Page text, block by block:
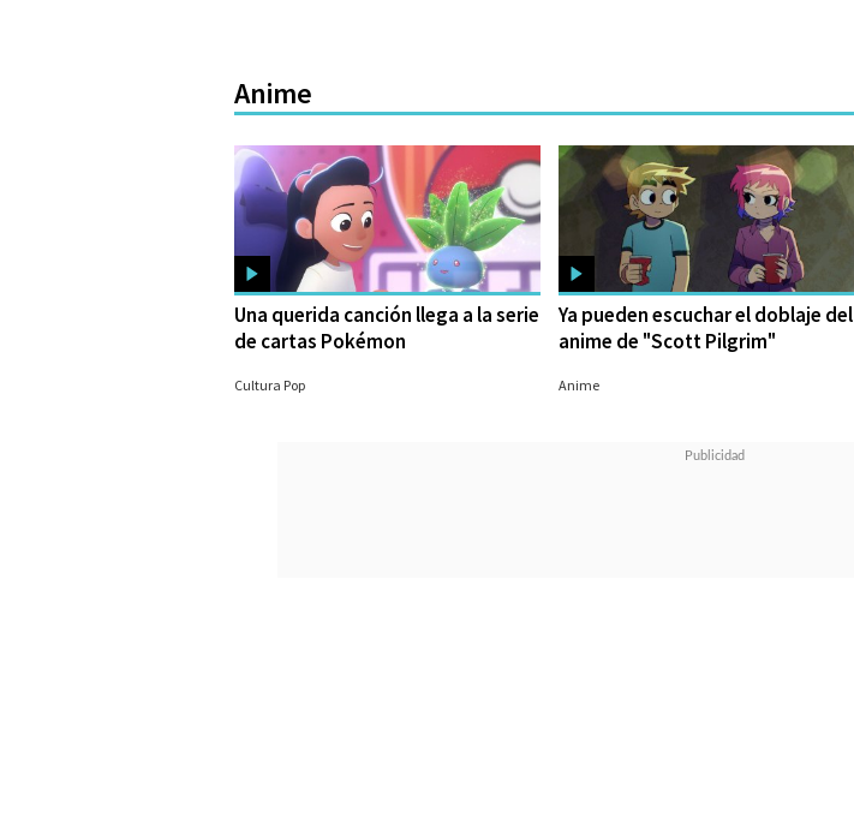
Anime
Una querida canción llega a la serie
de cartas Pokémon
Cultura Pop
Ya pueden escuchar el doblaje del
anime de "Scott Pilgrim"
Anime